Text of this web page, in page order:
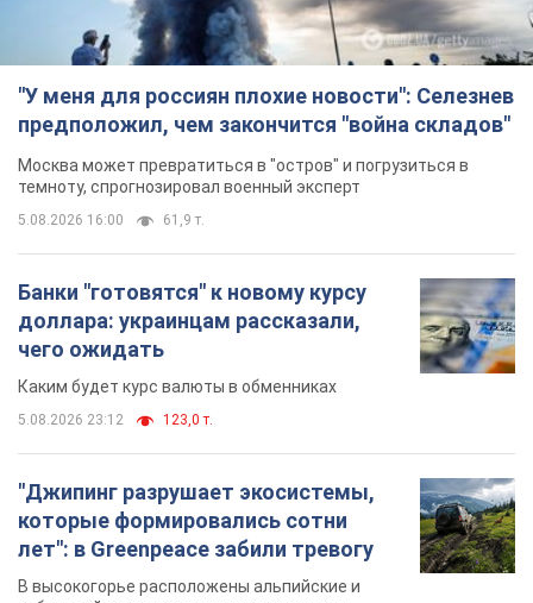
Банки "готовятся" к новому курсу
доллара: украинцам рассказали,
чего ожидать
5.08.2026 23:12 123,0 т.
"Джипинг разрушает экосистемы,
которые формировались сотни
лет": в Greenpeace забили тревогу
В высокогорье расположены альпийские и
комплексы, которые формировались на протяжении сотен
лет
5.08.2026 23:00 1,8 т.